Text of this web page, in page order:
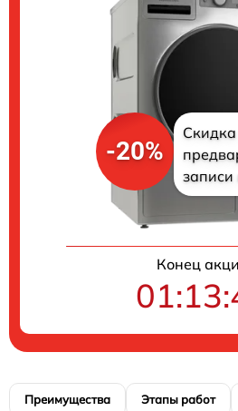
-20%
записи
Конец
Преимущества Этапы работ